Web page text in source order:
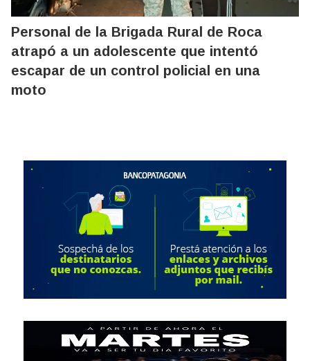
Personal de la Brigada Rural de Roca
atrapó a un adolescente que intentó
escapar de un control policial en una
moto